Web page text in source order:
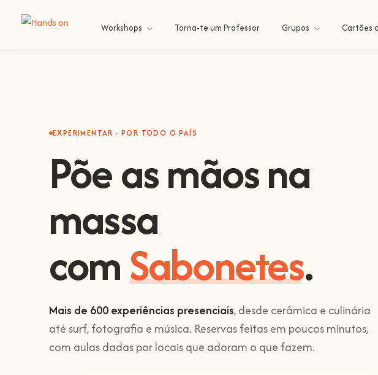
Workshops Torna-te um Professor Grupos Cartões
EXPERIMENTAR · POR TODO O PAÍS
Põe as mãos na
massa
comEscalada.
Mais de 600 experiências presenciais, desde cerâmica e culinária
até surf, fotografia e música. Reservas feitas em poucos minutos,
com aulas dadas por locais que adoram o que fazem.